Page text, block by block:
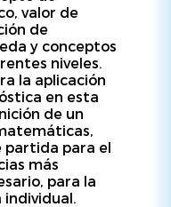
valor de
de
y conceptos
niveles.
la aplicación
en esta
de un
partida para el
más
para la